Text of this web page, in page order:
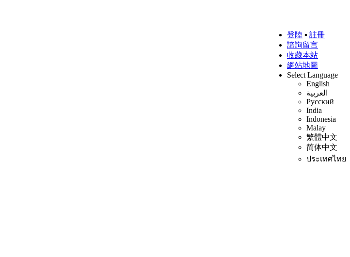
登陸 ▪ 註冊
諮詢留言
收藏本站
網站地圖
Select Language
English
العربية
Русский
India
Indonesia
Malay
繁體中文
简体中文
ประเทศไทย